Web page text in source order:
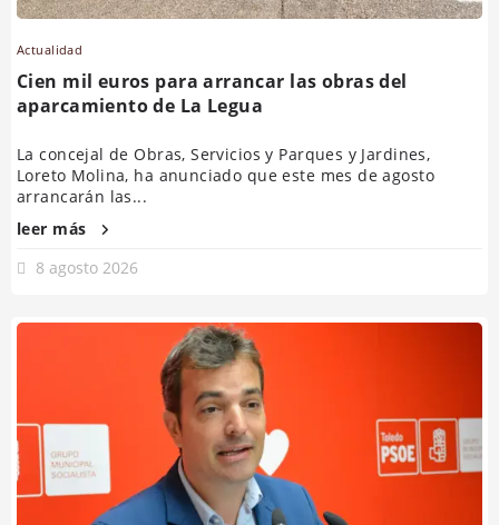
Actualidad
Cien mil euros para arrancar las obras del
aparcamiento de La Legua
La concejal de Obras, Servicios y Parques y Jardines,
Loreto Molina, ha anunciado que este mes de agosto
arrancarán las...
leer más
8 agosto 2026